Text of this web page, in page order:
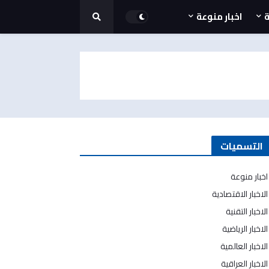
اخبار منوعة
التسميات
اخبار منوعة
الاخبار الاقتصادية
الاخبار التقنية
الاخبار الرياضية
الاخبار العالمية
الاخبار العراقية